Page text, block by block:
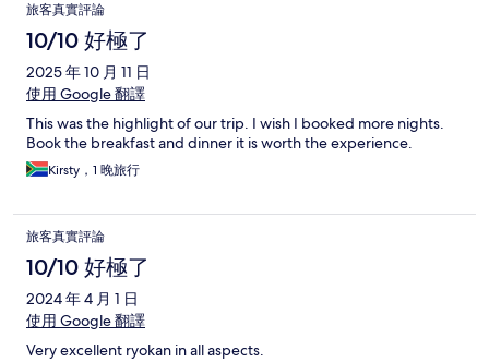
旅客真實評論
10/10 好極了
2025 年 10 月 11 日
使用 Google 翻譯
This was the highlight of our trip. I wish I booked more nights.
Book the breakfast and dinner it is worth the experience.
Kirsty，1 晚旅行
旅客真實評論
10/10 好極了
2024 年 4 月 1 日
使用 Google 翻譯
Very excellent ryokan in all aspects.